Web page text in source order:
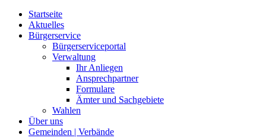
Startseite
Aktuelles
Bürgerservice
Bürgerserviceportal
Verwaltung
Ihr Anliegen
Ansprechpartner
Formulare
Ämter und Sachgebiete
Wahlen
Über uns
Gemeinden | Verbände